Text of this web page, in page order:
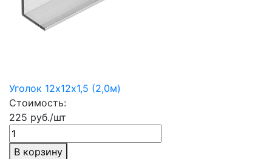
Уголок 12х12х1,5 (2,0м)
Стоимость:
225 руб./шт
В корзину